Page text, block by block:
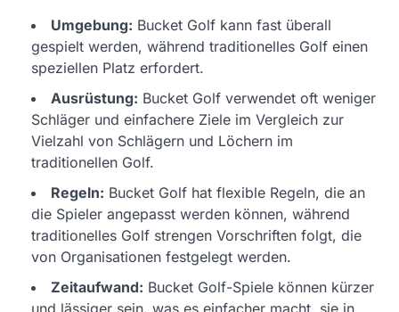
Umgebung: Bucket Golf kann fast überall
gespielt werden, während traditionelles Golf einen
speziellen Platz erfordert.
Ausrüstung: Bucket Golf verwendet oft weniger
Schläger und einfachere Ziele im Vergleich zur
Vielzahl von Schlägern und Löchern im
traditionellen Golf.
Regeln: Bucket Golf hat flexible Regeln, die an
die Spieler angepasst werden können, während
traditionelles Golf strengen Vorschriften folgt, die
von Organisationen festgelegt werden.
Zeitaufwand: Bucket Golf-Spiele können kürzer
und lässiger sein, was es einfacher macht, sie in